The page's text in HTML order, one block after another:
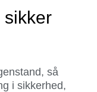
sikker
så
i sikkerhed,